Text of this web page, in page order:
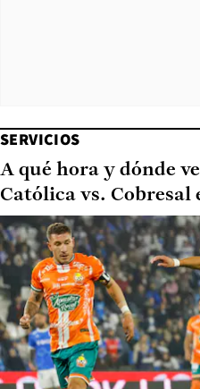
SERVICIOS
A qué hora y dónde
Católica vs.